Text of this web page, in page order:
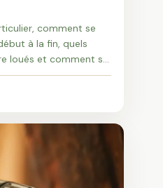
comment se
à la fin, quels
loués et comment se
la casse.